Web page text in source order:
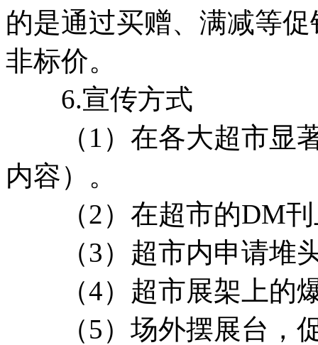
的是通过买赠、满减等
非标价。
6.宣传方式
（1）在各大超市显著
内容）。
（2）在超市的DM刊
（3）超市内申请堆
（4）超市展架上的
（5）场外摆展台，促